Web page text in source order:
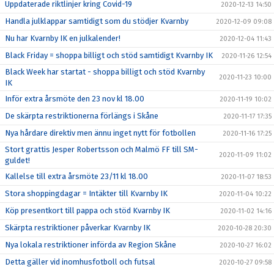
Uppdaterade riktlinjer kring Covid-19 2020-12-13 14:50
Handla julklappar samtidigt som du stödjer Kvarnby 2020-12-09 09:08
Nu har Kvarnby IK en julkalender! 2020-12-04 11:43
Black Friday = shoppa billigt och stöd samtidigt Kvarnby IK 2020-11-26 12:54
Black Week har startat - shoppa billigt och stöd Kvarnby
IK
2020-11-23 10:00
Inför extra årsmöte den 23 nov kl 18.00 2020-11-19 10:02
De skärpta restriktionerna förlängs i Skåne 2020-11-17 17:35
Nya hårdare direktiv men ännu inget nytt för fotbollen 2020-11-16 17:25
Stort grattis Jesper Robertsson och Malmö FF till SM-
guldet!
2020-11-09 11:02
Kallelse till extra årsmöte 23/11 kl 18.00 2020-11-07 18:53
Stora shoppingdagar = Intäkter till Kvarnby IK 2020-11-04 10:22
Köp presentkort till pappa och stöd Kvarnby IK 2020-11-02 14:16
Skärpta restriktioner påverkar Kvarnby IK 2020-10-28 20:30
Nya lokala restriktioner införda av Region Skåne 2020-10-27 16:02
Detta gäller vid inomhusfotboll och futsal 2020-10-27 09:58